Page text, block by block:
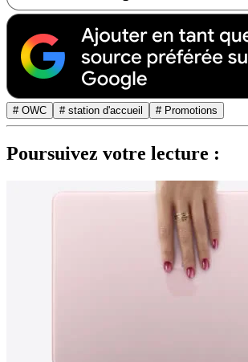
# OWC # station d'accueil # Promotions
Poursuivez votre lecture :